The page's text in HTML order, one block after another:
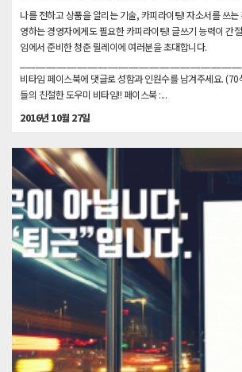
나를 전하고 상품을 알리는 기술, 카피라이팅! 자소서를 쓰
영하는 경영자에게도 필요한 카피라이팅! 글쓰기 능력이 간
임에서 준비한 청춘 릴레이에 여러분을 초대합니다.
비타임 페이스북에 댓글로 성함과 인원수를 남겨주세요.
들의 친절한 도우미 비타임!! 페이스북 :...
2016년 10월 27일